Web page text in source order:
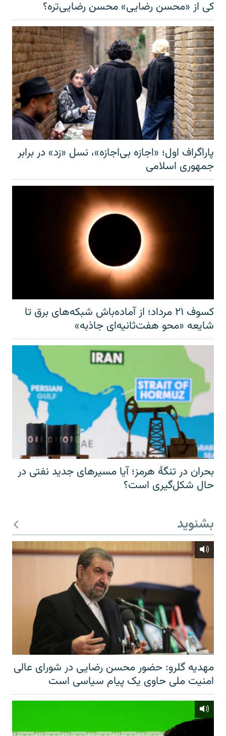
کی از «محسن رضایی» محسن رضایی‌تره؟
پاراگراف اول؛ «اجازه بی‌اجازه»، نسل «زد» در برابر
جمهوری اسلامی
کسوف ۲۱ مرداد؛ از آماده‌باش شبکه‌های برق تا
شایعه «محو هفت‌ثانیه‌ای جاذبه»
بحران در تنگهٔ هرمز؛ آیا مسیرهای جدید نفتی در
حال شکل‌گیری است؟
بشنوید
مهدیه گلرو: حضور محسن رضایی در شورای عالی
امنیت ملی حاوی یک پیام سیاسی است